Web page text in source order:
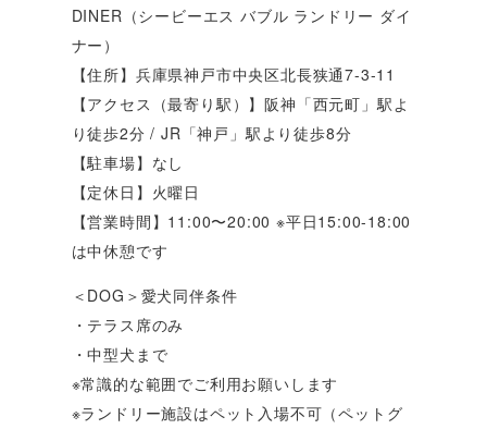
DINER（シービーエス バブル ランドリー ダイ
ナー）
【住所】兵庫県神戸市中央区北長狭通7-3-11
【アクセス（最寄り駅）】阪神「西元町」駅よ
り徒歩2分 / JR「神戸」駅より徒歩8分
【駐車場】なし
【定休日】火曜日
【営業時間】11:00〜20:00 ※平日15:00-18:00
は中休憩です
＜DOG＞愛犬同伴条件
・テラス席のみ
・中型犬まで
※常識的な範囲でご利用お願いします
※ランドリー施設はペット入場不可（ペットグ